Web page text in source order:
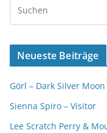
Neueste Beiträge
Görl – Dark Silver
Sienna Spiro – Visitor
Lee Scratch Perry &